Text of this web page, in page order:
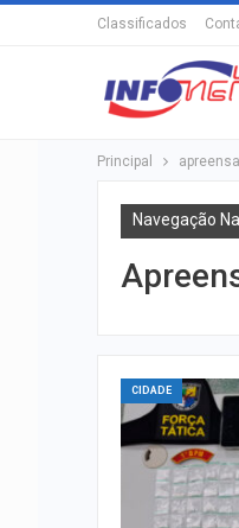
Classificados
Principal
Navegação
CIDADE